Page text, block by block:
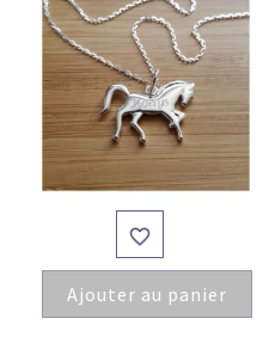

Ajouter au panier